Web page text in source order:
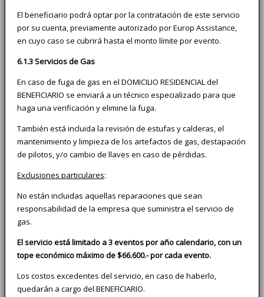
El beneficiario podrá optar por la contratación de este servicio
por su cuenta, previamente autorizado por Europ Assistance,
en cuyo caso se cubrirá hasta el monto límite por evento.
6.1.3 Servicios de Gas
En caso de fuga de gas en el DOMICILIO RESIDENCIAL del
BENEFICIARIO se enviará a un técnico especializado para que
haga una verificación y elimine la fuga.
También está incluida la revisión de estufas y calderas, el
mantenimiento y limpieza de los artefactos de gas, destapación
de pilotos, y/o cambio de llaves en caso de pérdidas.
Exclusiones particulares:
No están incluidas aquellas reparaciones que sean
responsabilidad de la empresa que suministra el servicio de
gas.
El servicio está limitado a 3 eventos por año calendario, con un
tope económico máximo de $66.600.- por cada evento.
Los costos excedentes del servicio, en caso de haberlo,
quedarán a cargo del BENEFICIARIO.